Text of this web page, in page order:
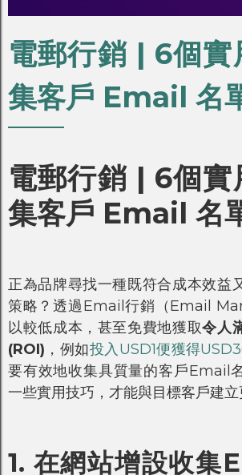
電郵行銷 | 6個實
集客戶 Email 名
電郵行銷 | 6個實
集客戶 Email 名
正為品牌尋找一種既符合成本效益
策略？透過Email行銷（Email
以較低成本，甚至免費地獲取令人
(ROI) ，例如投入USD1便獲得
要有效地收集具質量的客戶Email
一些實用技巧，才能與目標客戶建立
1. 在網站增設收集